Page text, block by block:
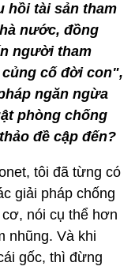
hồi tài sản tham
nước, đồng
người tham
cố đời con",
ngăn ngừa
phòng chống
đề cập đến?
tôi đã từng có
giải pháp chống
nói cụ thể hơn
nhũng. Và khi
gốc, thì đừng